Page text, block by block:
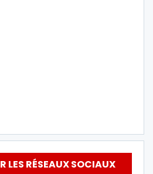
LES RÉSEAUX SOCIAUX